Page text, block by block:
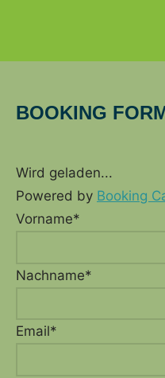
BOOKING
Wird geladen...
Powered by Booking
Vorname*
Nachname*
Email*